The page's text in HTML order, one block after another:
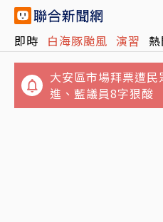
即時 白海豚颱風 演習
大安區市場拜票遭
進、藍議員8字狠酸